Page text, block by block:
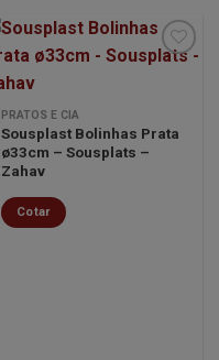
lista de
desejos
PRATOS E CIA
Sousplast Bolinhas Prata
ø33cm – Sousplats –
Zahav
Cotar